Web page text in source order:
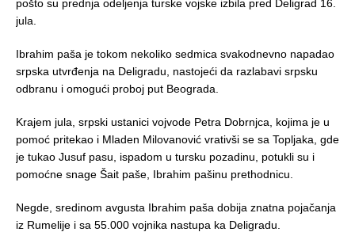
pošto su prednja odeljenja turske vojske izbila pred Deligrad 16.
jula.
Ibrahim paša je tokom nekoliko sedmica svakodnevno napadao
srpska utvrđenja na Deligradu, nastojeći da razlabavi srpsku
odbranu i omogući proboj put Beograda.
Krajem jula, srpski ustanici vojvode Petra Dobrnjca, kojima je u
pomoć pritekao i Mladen Milovanović vrativši se sa Topljaka, gde
je tukao Jusuf pasu, ispadom u tursku pozadinu, potukli su i
pomoćne snage Šait paše, Ibrahim pašinu prethodnicu.
Negde, sredinom avgusta Ibrahim paša dobija znatna pojačanja
iz Rumelije i sa 55.000 vojnika nastupa ka Deligradu.